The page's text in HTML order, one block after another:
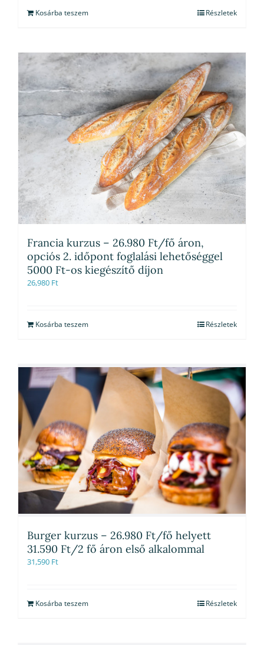
Kosárba teszem Részletek
Francia kurzus – 26.980 Ft/fő áron,
opciós 2. időpont foglalási lehetőséggel
5000 Ft-os kiegészítő díjon
26,980 Ft
Kosárba teszem Részletek
Burger kurzus – 26.980 Ft/fő helyett
31.590 Ft/2 fő áron első alkalommal
31,590 Ft
Kosárba teszem Részletek